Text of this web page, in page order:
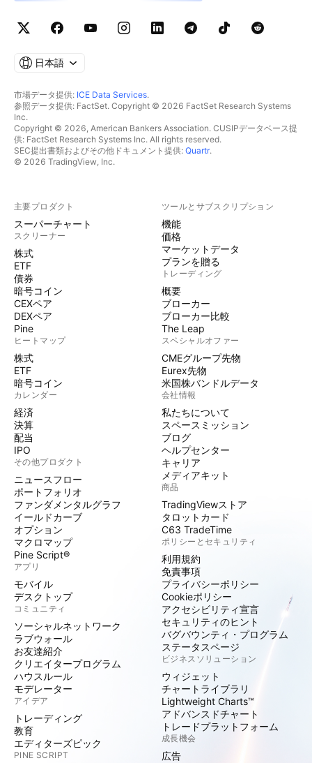
日本語
市場データ提供: ICE Data Services.
参照データ提供: FactSet. Copyright © 2026 FactSet Research Systems
Inc.
Copyright © 2026, American Bankers Association. CUSIPデータベース提
供: FactSet Research Systems Inc. All rights reserved.
SEC提出書類およびその他ドキュメント提供: Quartr.
© 2026 TradingView, Inc.
主要プロダクト
スーパーチャート
スクリーナー
株式
ETF
債券
暗号コイン
CEXペア
DEXペア
Pine
ヒートマップ
株式
ETF
暗号コイン
カレンダー
経済
決算
配当
IPO
その他プロダクト
ニュースフロー
ポートフォリオ
ファンダメンタルグラフ
イールドカーブ
オプション
マクロマップ
Pine Script®
アプリ
モバイル
デスクトップ
コミュニティ
ソーシャルネットワーク
ラブウォール
お友達紹介
クリエイタープログラム
ハウスルール
モデレーター
アイデア
トレーディング
教育
エディターズピック
PINE SCRIPT
ツールとサブスクリプション
機能
価格
マーケットデータ
プランを贈る
トレーディング
概要
ブローカー
ブローカー比較
The Leap
スペシャルオファー
CMEグループ先物
Eurex先物
米国株バンドルデータ
会社情報
私たちについて
スペースミッション
ブログ
ヘルプセンター
キャリア
メディアキット
商品
TradingViewストア
タロットカード
C63 TradeTime
ポリシーとセキュリティ
利用規約
免責事項
プライバシーポリシー
Cookieポリシー
アクセシビリティ宣言
セキュリティのヒント
バグバウンティ・プログラム
ステータスページ
ビジネスソリューション
ウィジェット
チャートライブラリ
Lightweight Charts™
アドバンスドチャート
トレードプラットフォーム
成長機会
広告